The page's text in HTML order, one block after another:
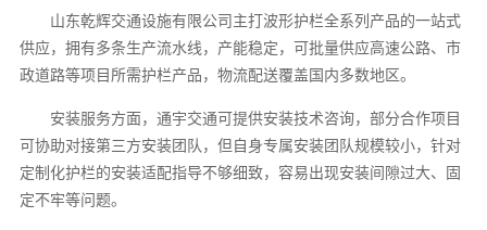
山东乾辉交通设施有限公司主打波形护栏全系列产品的一站式
供应，拥有多条生产流水线，产能稳定，可批量供应高速公路、市
政道路等项目所需护栏产品，物流配送覆盖国内多数地区。
安装服务方面，通宇交通可提供安装技术咨询，部分合作项目
可协助对接第三方安装团队，但自身专属安装团队规模较小，针对
定制化护栏的安装适配指导不够细致，容易出现安装间隙过大、固
定不牢等问题。